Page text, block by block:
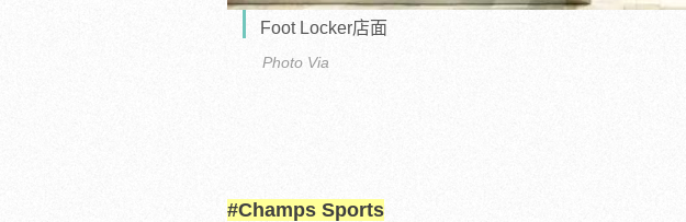
Foot Locker店面
Photo Via
#Champs Sports